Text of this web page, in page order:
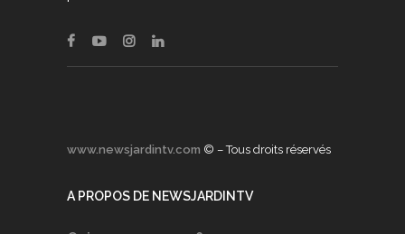
www.newsjardintv.com © – Tous droits réservés
A PROPOS DE NEWSJARDINTV